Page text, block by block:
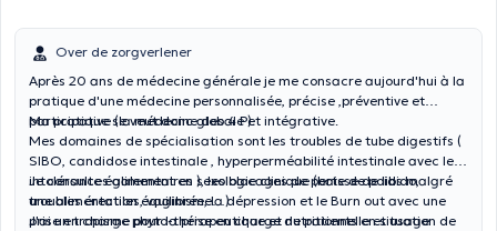
Over de zorgverlener
Après 20 ans de médecine générale je me consacre aujourd'hui à la
pratique d'une médecine personnalisée, précise ,préventive et
participative (la médecine des 4 P).
Ma pratique se veut donc globale et intégrative.
Mes domaines de spécialisation sont les troubles de tube digestifs (
SIBO, candidose intestinale , hyperperméabilité intestinale avec les
intolérances alimentaires ), les blocages de perte de poids malgré
une alimentation équilibrée, la dépression et le Burn out avec une
prise en charge phyto-thérapeutique et nutritionnelle et usage
Je consulte également en sexologie clinique (baisse de libido,
troubles érectiles, vaginisme…)
J'ai un tropisme pour la prise en charge de patients en situation de